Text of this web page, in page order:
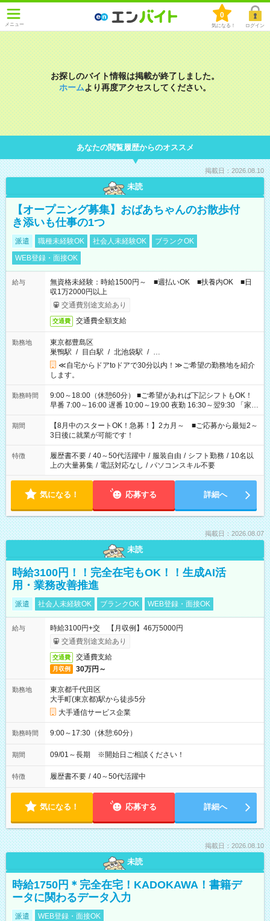
メニュー
0
気になる！ ログイン
お探しのバイト情報は掲載が終了しました。
ホームより再度アクセスしてください。
あなたの閲覧履歴からのオススメ
掲載日：2026.08.10
未読
【オープニング募集】おばあちゃんのお散歩付
き添いも仕事の1つ
派遣 職種未経験OK 社会人未経験OK
ブランクOK
WEB登録・面接OK
給与
無資格未経験：時給1500円～ ■週払いOK ■扶養内OK ■日
収1万2000円以上
交通費別途支給あり
交通費 交通費全額支給
勤務地
東京都豊島区
巣鴨駅 / 目白駅 / 北池袋駅 / …
≪自宅からドアtoドアで30分以内！≫ご希望の勤務地を紹介
します。
勤務時間
9:00～18:00（休憩60分） ■ご希望があれば下記シフトもOK！
早番 7:00～16:00 遅番 10:00～19:00 夜勤 16:30～翌9:30 「家族
と休みを合わせたい」 「余裕を持って夕飯の準備がしたい」
「できれば残業はしたくない」 など、ご希望を教えてください
ね。 ※Wワーク希望の方へ 今ご覧のお仕事で希望する勤務時間
と、もう1つのお仕事の勤務時間。 合計で週40時間を超える場
合は応募できません。
期間
【8月中のスタートOK！急募！】2カ月～ ■ご応募から最短2～
3日後に就業が可能です！
特徴 履歴書不要 / 40～50代活躍中 / 服装自由 / シフト勤務 / 10名以
上の大量募集 / 電話対応なし / パソコンスキル不要
気になる！ 応募する 詳細へ
掲載日：2026.08.07
未読
時給3100円！！完全在宅もOK！！生成AI活
用・業務改善推進
派遣 社会人未経験OK ブランクOK WEB登録・面接OK
給与
時給3100円+交 【月収例】46万5000円
交通費別途支給あり
交通費 交通費支給
月収例 30万円～
勤務地
東京都千代田区
大手町(東京都)駅から徒歩5分
大手通信サービス企業
勤務時間 9:00～17:30（休憩:60分）
期間 09/01～長期 ※開始日ご相談ください！
特徴 履歴書不要 / 40～50代活躍中
気になる！ 応募する 詳細へ
掲載日：2026.08.10
未読
時給1750円＊完全在宅！KADOKAWA！書籍デ
ータに関わるデータ入力
派遣 WEB登録・面接OK